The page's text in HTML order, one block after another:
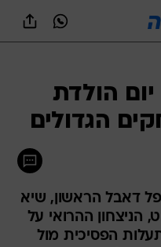
יום הולדת
דאבל הראשון, שיא
הניצחון ההרואי על
הפסיכית מול